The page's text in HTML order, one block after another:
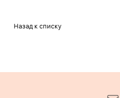
Назад к списку